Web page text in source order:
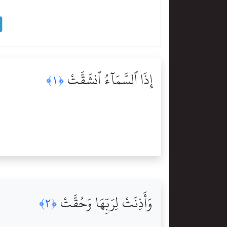
إِذَا ٱلسَّمَآءُ ٱنشَقَّتْ ﴿١﴾
وَأَذِنَتْ لِرَبِّهَا وَحُقَّتْ ﴿٢﴾